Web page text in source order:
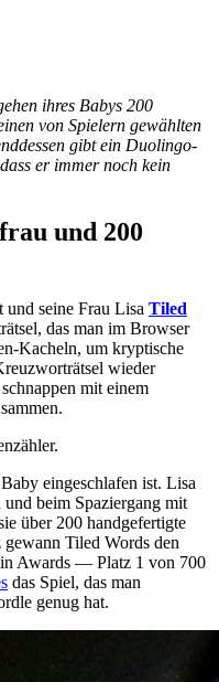
ihres Babys 200
von Spielern gewählten
gibt ein Duolingo-
er immer noch kein
und 200
und seine Frau Lisa Tiled
das man im Browser
Kacheln, um kryptische
wieder
mit einem
eingeschlafen ist. Lisa
beim Spaziergang mit
über 200 handgefertigte
Tiled Words den
Awards — Platz 1 von 700
das Spiel, das man
genug hat.